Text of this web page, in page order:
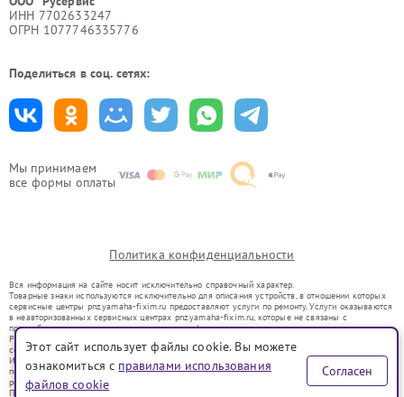
Мы принимаем
все формы оплаты
ИНН 7702633247
ОГРН 1077746335776
Поделиться в соц. сетях:
Политика конфиденциальности
Вся информация на сайте носит исключительно справочный характер.
Товарные знаки используются исключительно для описания устройств, в отношении которых
сервисные центры pnz.yamaha-fixim.ru предоставляют услуги по ремонту. Услуги оказываются
в неавторизованных сервисных центрах pnz.yamaha-fixim.ru, которые не связаны с
правообладателями товарных знаков или их официальными представителями.
Ремонт осуществляется для устройств, уже введенных в гражданский оборот в соответствии
со статьей 1487 ГК РФ.
Использование товарных знаков не преследует цели индивидуализации услуг или введения
потребителей в заблуждение, а служит для информирования о предоставляемых услугах по
ремонту техники указанных брендов.
Представленная на сайте информация не является публичной офертой, определяемой
Этот сайт использует файлы cookie. Вы можете
ознакомиться с правилами использования
файлов cookie
Согласен